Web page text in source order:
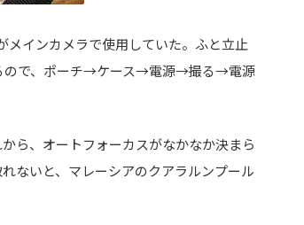
メインカメラで使用していた。ふと立止
ので、ポーチ→ケース→電源→撮る→電源
ら、オートフォーカスがなかなか決まら
ないと、マレーシアのクアラルンプール